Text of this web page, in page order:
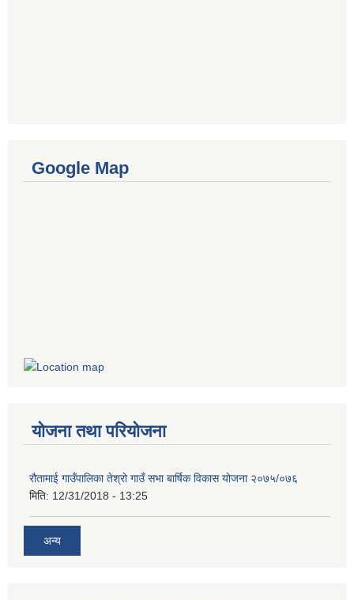
Google Map
योजना तथा परियोजना
रौतामाई गाउँपालिका तेश्रो गाउँ सभा बार्षिक विकास योजना २०७५/०७६
मिति: 12/31/2018 - 13:25
अन्य